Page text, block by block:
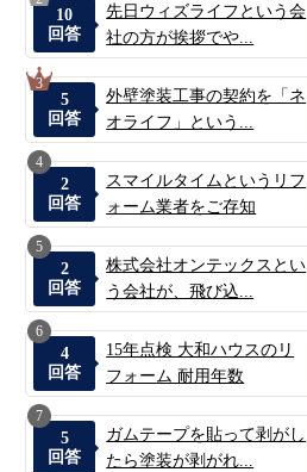
10
回答
先日ウィズライフという会
社の方が挨拶でや...
3
5
回答
外壁塗装工事の契約を「ネ
オライフ」という...
4
2
回答
スマイルタイムというリフ
ォーム業者をご存知
5
2
回答
株式会社オンテックスとい
う会社が、飛び込...
6
4
回答
15年点検 大和ハウスのリ
フォーム 耐用年数
7
5
回答
ガムテープを貼って剥がし
たら塗装が剥がれ...